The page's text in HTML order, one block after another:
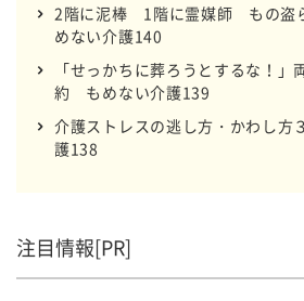
2階に泥棒 1階に霊媒師 もの盗
めない介護140
「せっかちに葬ろうとするな！」
約 もめない介護139
介護ストレスの逃し方・かわし
護138
注目情報[PR]